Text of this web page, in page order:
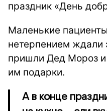
праздник «День
Маленькие
нетерпением ждали
пришли Дед Мороз и
им подарки.
А в конце